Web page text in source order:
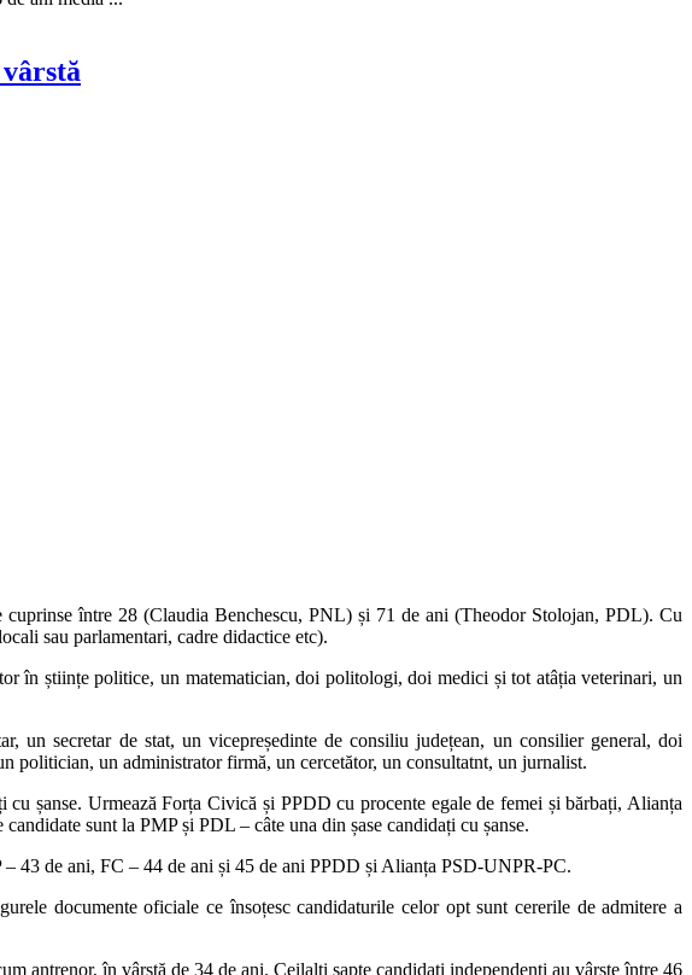
între 28 (Claudia Benchescu, PNL) și 71 de ani (Theodor Stolojan, PDL). Cu
sau parlamentari, cadre didactice etc).
în științe politice, un matematician, doi politologi, doi medici și tot atâția veterinari, un
un secretar de stat, un vicepreședinte de consiliu județean, un consilier general, doi
politician, un administrator firmă, un cercetător, un consultatnt, un jurnalist.
șanse. Urmează Forța Civică și PPDD cu procente egale de femei și bărbați, Alianța
sunt la PMP și PDL – câte una din șase candidați cu șanse.
43 de ani, FC – 44 de ani și 45 de ani PPDD și Alianța PSD-UNPR-PC.
documente oficiale ce însoțesc candidaturile celor opt sunt cererile de admitere a
antrenor, în vârstă de 34 de ani. Ceilalți șapte candidați independenți au vârste între 46